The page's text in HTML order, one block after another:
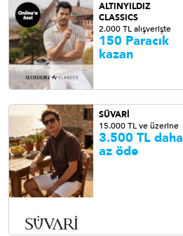
ALTINYILDIZ
CLASSICS
2.000 TL alışverişte
150 Paracık
kazan
SÜVARİ
15.000 TL ve üzerine
3.500 TL daha
az öde